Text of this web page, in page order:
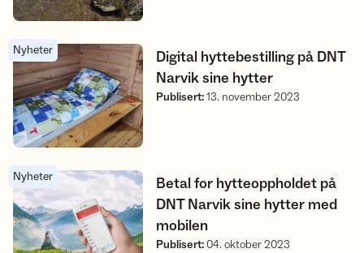
Digital hyttebestilling på DNT Narvik sine hytter
Nyheter
Publisert:13. november 2023
Digital hyttebestilling på DNT
Narvik sine hytter
Betal for hytteoppholdet på DNT Narvik sine hytter med
Nyheter
Publisert:04. oktober 2023
Betal for hytteoppholdet på
DNT Narvik sine hytter med
mobilen